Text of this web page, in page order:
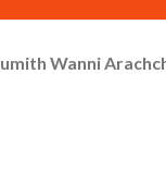
Wanni